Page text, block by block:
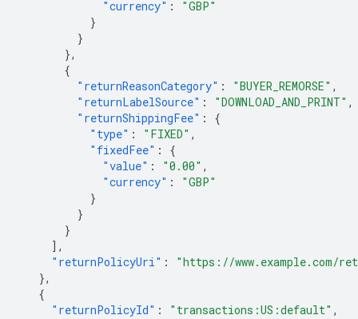
"currency" :
"GBP"
}
}
},
{
"returnReasonCategory" : "BUYER_REMORSE" ,
"returnLabelSource" : "DOWNLOAD_AND_PRINT" ,
"returnShippingFee" :
{
"type" : "FIXED" ,
"fixedFee" :
{
"value" : "0.00" ,
"currency" :
"GBP"
}
}
}
],
"returnPolicyUri" :
"https://www.example.com/
},
{
"returnPolicyId" : "transactions:US:default" ,